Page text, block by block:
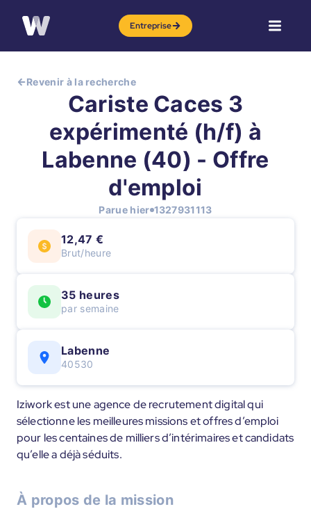
Entreprise
Revenir à la recherche
Cariste Caces 3
expérimenté (h/f) à
Labenne (40) - Offre
d'emploi
Parue hier 1327931113
12,47 €
Brut/heure
35 heures
par semaine
Labenne
40530
Iziwork est une agence de recrutement digital qui
sélectionne les meilleures missions et offres d’emploi
pour les centaines de milliers d’intérimaires et candidats
qu’elle a déjà séduits.
À propos de la mission